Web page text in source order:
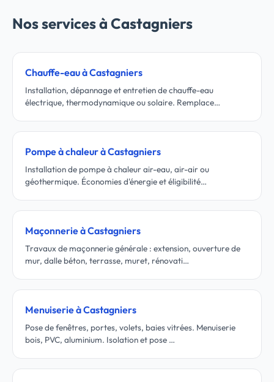
Nos services à Castagniers
Chauffe-eau à Castagniers
Installation, dépannage et entretien de chauffe-eau
électrique, thermodynamique ou solaire. Remplace…
Pompe à chaleur à Castagniers
Installation de pompe à chaleur air-eau, air-air ou
géothermique. Économies d'énergie et éligibilité…
Maçonnerie à Castagniers
Travaux de maçonnerie générale : extension, ouverture de
mur, dalle béton, terrasse, muret, rénovati…
Menuiserie à Castagniers
Pose de fenêtres, portes, volets, baies vitrées. Menuiserie
bois, PVC, aluminium. Isolation et pose …